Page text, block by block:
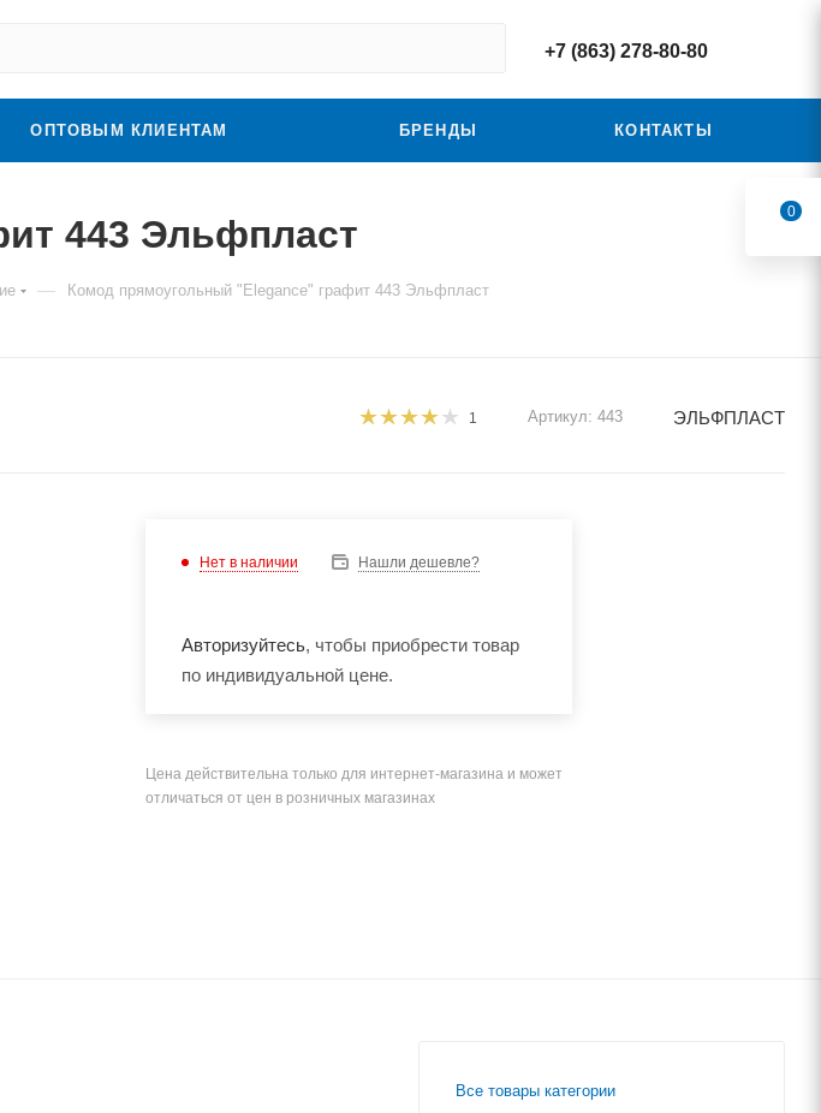
+7 (863) 278-80-80
ОПТОВЫМ КЛИЕНТАМ БРЕНДЫ КОНТАКТЫ
443 Эльфпласт
— Комод прямоугольный "Elegance" графит 443 Эльфпласт
1 Артикул: 443 ЭЛЬФПЛАСТ
Нет в наличии Нашли дешевле?
Авторизуйтесь, чтобы приобрести товар
по индивидуальной цене.
Цена действительна только для интернет-магазина и может
отличаться от цен в розничных магазинах
Все товары категории
0